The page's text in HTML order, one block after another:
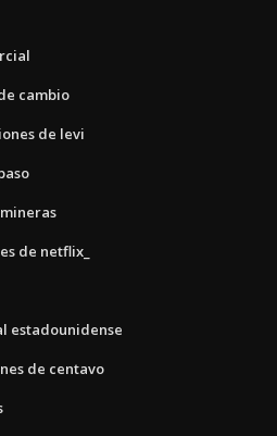
cambio
de levi
de netflix_
estadounidense
de centavo